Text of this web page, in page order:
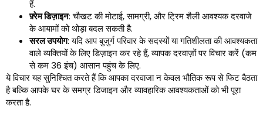
हैं.
फ़्रेम डिज़ाइन: चौखट की मोटाई, सामग्री, और ट्रिम शैली आवश्यक दरवाजे
के आयामों को थोड़ा बदल सकती है.
सरल उपयोग: यदि आप बुजुर्ग परिवार के सदस्यों या गतिशीलता की आवश्यकता
वाले व्यक्तियों के लिए डिज़ाइन कर रहे हैं, व्यापक दरवाज़ों पर विचार करें (कम
से कम 36 इंच) आसान पहुंच के लिए.
ये विचार यह सुनिश्चित करते हैं कि आपका दरवाजा न केवल भौतिक रूप से फिट बैठता
है बल्कि आपके घर के समग्र डिजाइन और व्यावहारिक आवश्यकताओं को भी पूरा
करता है.